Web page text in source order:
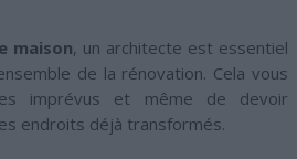
maison, un architecte est essentiel
de la rénovation. Cela vous
imprévus et même de devoir
endroits déjà transformés.